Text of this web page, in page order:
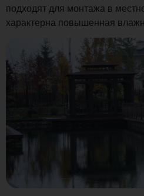
подходят для монтажа в
характерна повышенная